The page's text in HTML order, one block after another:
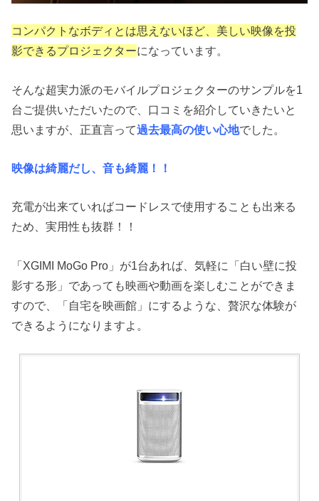
コンパクトなボディとは思えないほど、美しい映像を投
影できるプロジェクターになっています。
そんな超実力派のモバイルプロジェクターのサンプルを1
台ご提供いただいたので、口コミを紹介していきたいと
思いますが、正直言って過去最高の使い心地でした。
映像は綺麗だし、音も綺麗！！
充電が出来ていればコードレスで使用することも出来る
ため、実用性も抜群！！
「XGIMI MoGo Pro」が1台あれば、気軽に「白い壁に投
影する形」であっても映画や動画を楽しむことができま
すので、「自宅を映画館」にするような、贅沢な体験が
できるようになりますよ。